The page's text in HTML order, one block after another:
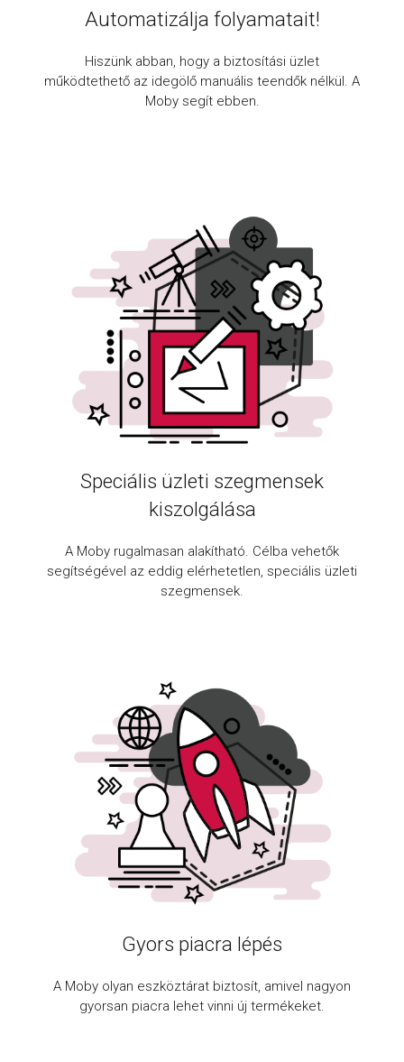
Automatizálja folyamatait!
Hiszünk abban, hogy a biztosítási üzlet
működtethető az idegölő manuális teendők nélkül. A
Moby segít ebben.
Speciális üzleti szegmensek
kiszolgálása
A Moby rugalmasan alakítható. Célba vehetők
segítségével az eddig elérhetetlen, speciális üzleti
szegmensek.
Gyors piacra lépés
A Moby olyan eszköztárat biztosít, amivel nagyon
gyorsan piacra lehet vinni új termékeket.